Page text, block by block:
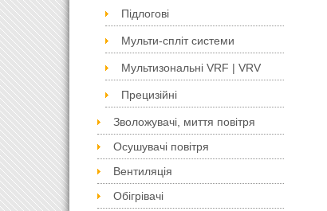
Підлогові
Мульти-спліт системи
Мультизональні VRF | VRV
Прецизійні
Зволожувачі, миття повітря
Осушувачі повітря
Вентиляція
Обігрівачі